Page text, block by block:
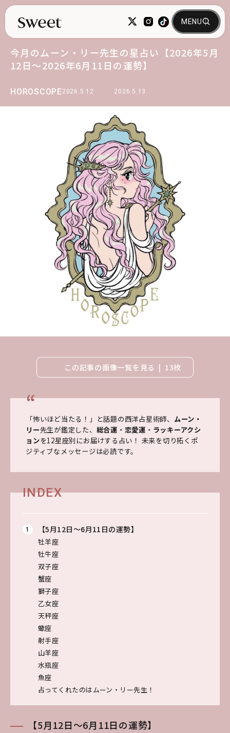
HOROSCOPE2026.5.12 2026.5.13
今月のムーン・リー先生の星占い【2026年5月
12日～2026年6月11日の運勢】
この記事の画像一覧を見る 13枚
「怖いほど当たる！」と話題の西洋占星術師、 ムーン・
リー先生が鑑定した、 総合運 ・ 恋愛運 ・ ラッキーアクシ
ョンを12星座別にお届けする占い！ 未来を切り拓くポ
ジティブなメッセージは必読です。
INDEX
【5月12日～6月11日の運勢】
牡羊座
牡牛座
双子座
蟹座
獅子座
乙女座
天秤座
蠍座
射手座
山羊座
水瓶座
魚座
占ってくれたのはムーン・リー先生！
【5月12日～6月11日の運勢】